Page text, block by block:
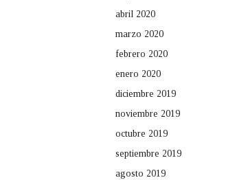
abril 2020
marzo 2020
febrero 2020
enero 2020
diciembre 2019
noviembre 2019
octubre 2019
septiembre 2019
agosto 2019